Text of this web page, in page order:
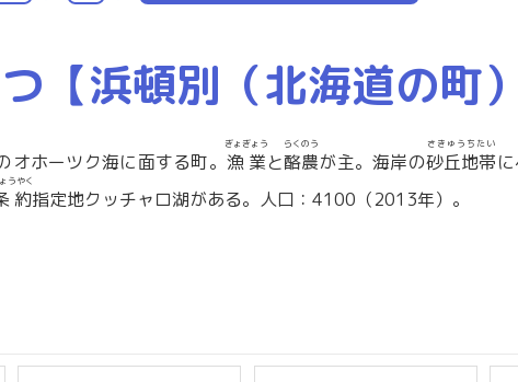
【浜頓別（北海道の町）
オホーツク海に面する町。 漁業
ぎょぎょう
と酪農
らくのう
が主。海岸の砂丘地帯
さきゅうちたい
約
うやく
指定地クッチャロ湖がある。人口：4100（2013年）。